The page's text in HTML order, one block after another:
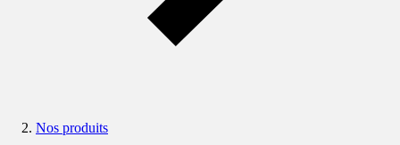
Nos produits